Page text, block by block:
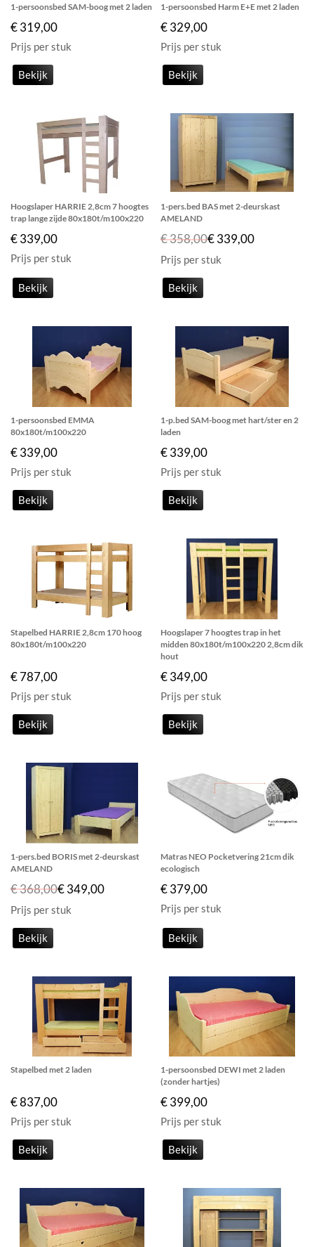
1-persoonsbed SAM-boog met 2 laden
€ 319,00
Prijs per stuk
Bekijk
1-persoonsbed Harm E+E met 2 laden
€ 329,00
Prijs per stuk
Bekijk
Hoogslaper HARRIE 2,8cm 7 hoogtes
trap lange zijde 80x180t/m100x220
€ 339,00
Prijs per stuk
Bekijk
1-pers.bed BAS met 2-deurskast
AMELAND
€ 358,00€ 339,00
Prijs per stuk
Bekijk
1-persoonsbed EMMA
80x180t/m100x220
€ 339,00
Prijs per stuk
Bekijk
1-p.bed SAM-boog met hart/ster en 2
laden
€ 339,00
Prijs per stuk
Bekijk
Stapelbed HARRIE 2,8cm 170 hoog
80x180t/m100x220
€ 787,00
Prijs per stuk
Bekijk
Hoogslaper 7 hoogtes trap in het
midden 80x180t/m100x220 2,8cm dik
hout
€ 349,00
Prijs per stuk
Bekijk
1-pers.bed BORIS met 2-deurskast
AMELAND
€ 368,00€ 349,00
Prijs per stuk
Bekijk
Matras NEO Pocketvering 21cm dik
ecologisch
€ 379,00
Prijs per stuk
Bekijk
Stapelbed met 2 laden
€ 837,00
Prijs per stuk
Bekijk
1-persoonsbed DEWI met 2 laden
(zonder hartjes)
€ 399,00
Prijs per stuk
Bekijk